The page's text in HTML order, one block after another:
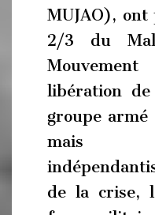
MUJAO),
2/3 du
libération de
groupe
mais
de la crise,